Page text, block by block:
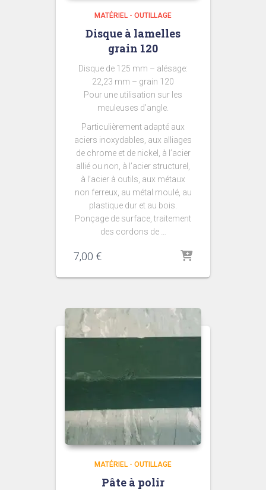
MATÉRIEL - OUTILLAGE
Disque à lamelles
grain 120
Disque de 125 mm – alésage:
22,23 mm – grain 120
Pour une utilisation sur les
meuleuses d’angle.
Particulièrement adapté aux
aciers inoxydables, aux alliages
de chrome et de nickel, à l’acier
allié ou non, à l’acier structurel,
à l’acier à outils, aux métaux
non ferreux, au métal moulé, au
plastique dur et au bois.
Ponçage de surface, traitement
des cordons de …
7,00 €
MATÉRIEL - OUTILLAGE
Pâte à polir